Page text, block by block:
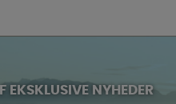
EKSKLUSIVE NYHEDER